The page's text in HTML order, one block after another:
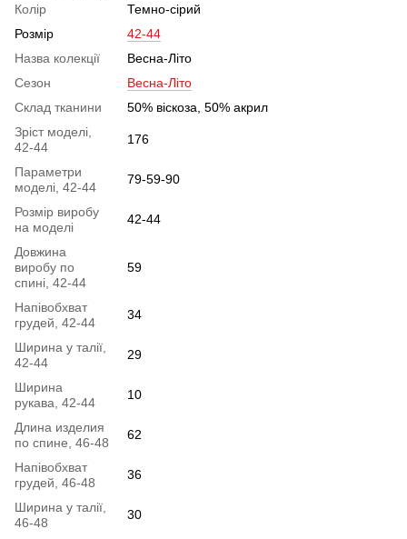
Колір
Темно-сірий
Розмір
42-44
Назва колекції
Весна-Літо
Сезон
Весна-Літо
Склад тканини
50% віскоза, 50% акрил
Зріст моделі,
42-44
176
Параметри
моделі, 42-44
79-59-90
Розмір виробу
на моделі
42-44
Довжина
виробу по
спині, 42-44
59
Напівобхват
грудей, 42-44
34
Ширина у талії,
42-44
29
Ширина
рукава, 42-44
10
Длина изделия
по спине, 46-48
62
Напівобхват
грудей, 46-48
36
Ширина у талії,
46-48
30